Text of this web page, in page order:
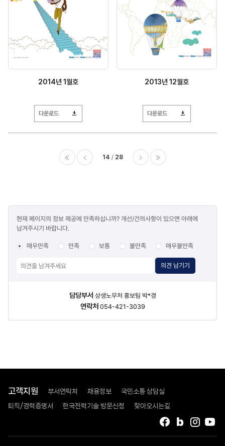
2014년 1월호
다운로드
2013년 12월호
다운로드
14 28
만족도
조사
현재 페이지의 정보 제공에 만족하십니까? 개선/건의사항이 있으면 아래에
남겨주시기 바랍니다.
매우만족 만족 보통 불만족 매우불만족
의견 남기기
담당부서 상생노무처 홍보팀 박*경
연락처 054-421-3039
고객지원 부서연락처 채용정보 국민소통 상담실
퇴직/경력증명서 한국전력기술 방문신청 찾아오시는길